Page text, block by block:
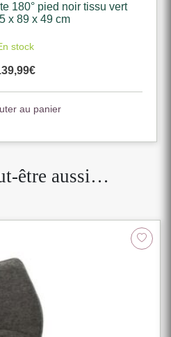
180° pied noir tissu vert
x 89 x 49 cm
stock
€
au panier
être aussi…